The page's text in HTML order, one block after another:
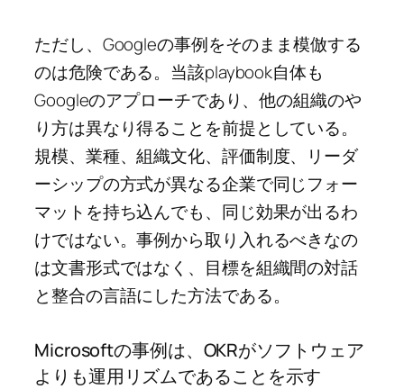
ただし、Googleの事例をそのまま模倣する
のは危険である。当該playbook自体も
Googleのアプローチであり、他の組織のや
り方は異なり得ることを前提としている。
規模、業種、組織文化、評価制度、リーダ
ーシップの方式が異なる企業で同じフォー
マットを持ち込んでも、同じ効果が出るわ
けではない。事例から取り入れるべきなの
は文書形式ではなく、目標を組織間の対話
と整合の言語にした方法である。
Microsoftの事例は、OKRがソフトウェア
よりも運用リズムであることを示す